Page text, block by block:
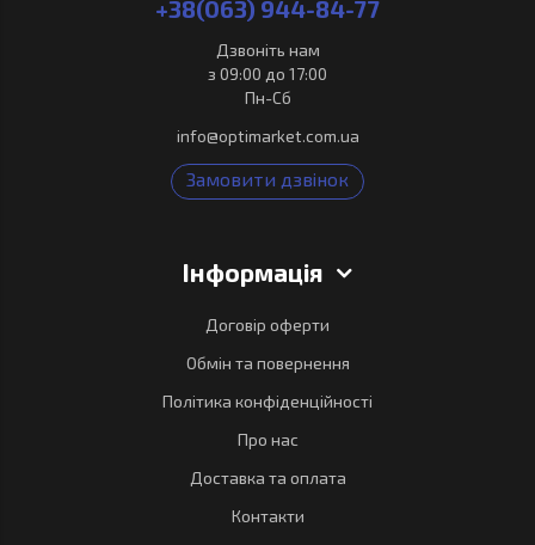
+38(063) 944-84-77
Дзвоніть нам
з 09:00 до 17:00
Пн-Сб
info@optimarket.com.ua
Замовити дзвінок
Інформація
Договір оферти
Обмін та повернення
Політика конфіденційності
Про нас
Доставка та оплата
Контакти